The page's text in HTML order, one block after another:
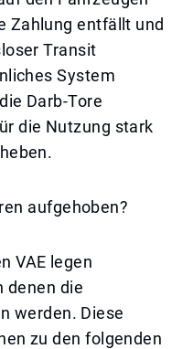
Zahlung entfällt und
Transit
System
Darb-Tore
die Nutzung stark
aufgehoben?
VAE legen
denen die
werden. Diese
zu den folgenden